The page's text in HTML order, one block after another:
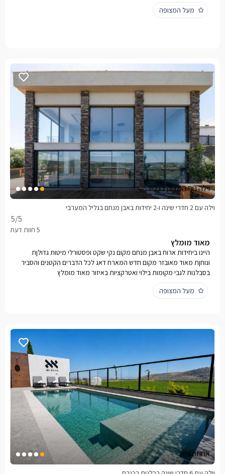
מעל המצופה
וילה נוף המצוק בגליל
5/5
וילה עם 2 חדרי שינה ו-2 יחידות באבן מנחם בגליל המערבי
מאוד מומלץ
היינו ביחידות ארוח באבן מנחם מקום נקי שקט ופסטורלי מיטות גדולןת
ונוחןת מאוד מאובזר מקום חדש המארח דאג לכל הדברים הקטנים והסביר
בסבלנות לגבי מקומות בילוי ואטרקציות באיזור מאוד מומלץ
מעל המצופה
אחוזת גשן